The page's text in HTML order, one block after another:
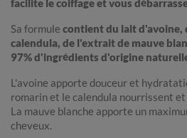
facilite le coiffage et vous
Sa formule contient du lait d'avoine,
calendula, de l'extrait de mauve
97% d'ingrédients d'origine
L'avoine apporte douceur et
romarin et le calendula nourrissent
La mauve blanche apporte un
cheveux.